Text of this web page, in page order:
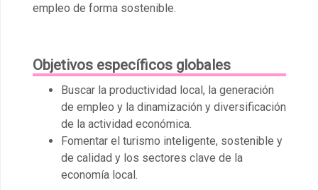
empleo de forma sostenible.
Objetivos específicos globales
Buscar la productividad local, la generación
de empleo y la dinamización y diversificación
de la actividad económica.
Fomentar el turismo inteligente, sostenible y
de calidad y los sectores clave de la
economía local.